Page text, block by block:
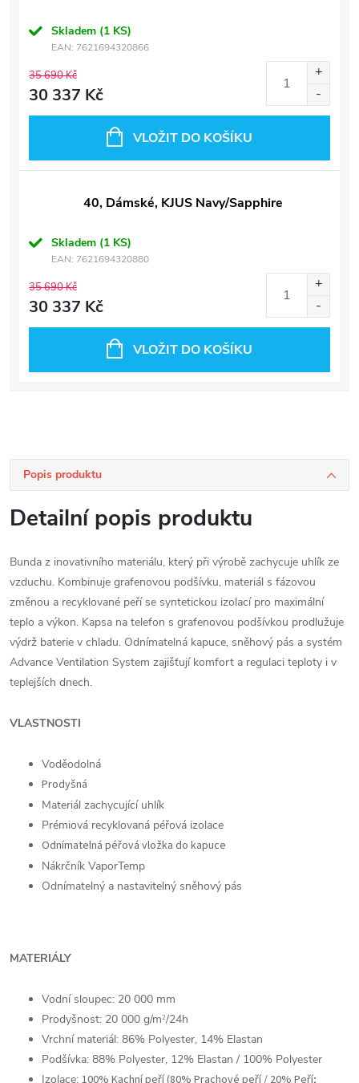
Skladem (1 KS)
EAN: 7621694320866
35 690 Kč
30 337 Kč
VLOŽIT DO KOŠÍKU
40, Dámské, KJUS Navy/Sapphire
Skladem (1 KS)
EAN: 7621694320880
35 690 Kč
30 337 Kč
VLOŽIT DO KOŠÍKU
Popis produktu
Detailní popis produktu
Bunda z inovativního materiálu, který při výrobě zachycuje uhlík ze
vzduchu. Kombinuje grafenovou podšívku, materiál s fázovou
změnou a recyklované peří se syntetickou izolací pro maximální
teplo a výkon. Kapsa na telefon s grafenovou podšívkou prodlužuje
výdrž baterie v chladu. Odnímatelná kapuce, sněhový pás a systém
Advance Ventilation System zajišťují komfort a regulaci teploty i v
teplejších dnech.
VLASTNOSTI
Voděodolná
Prodyšná
Materiál zachycující uhlík
Prémiová recyklovaná péřová izolace
Odnímatelná péřová vložka do kapuce
Nákrčník VaporTemp
Odnímatelný a nastavitelný sněhový pás
MATERIÁLY
Vodní sloupec: 20 000 mm
Prodyšnost: 20 000 g/m2/24h
Vrchní materiál: 86% Polyester, 14% Elastan
Podšívka: 88% Polyester, 12% Elastan / 100% Polyester
Izolace: 100% Kachní peří (80% Prachové peří / 20% Peří;